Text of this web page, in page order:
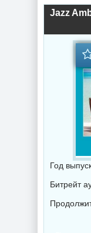
Год
Битрейт